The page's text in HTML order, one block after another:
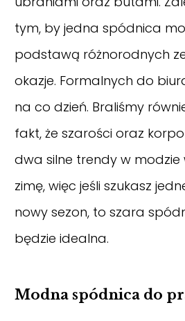
tym, by jedna spódnica
podstawą różnorodnych
okazje. Formalnych do
na co dzień. Braliśmy
fakt, że szarości oraz
dwa silne trendy w modzie
zimę, więc jeśli szukasz
nowy sezon, to szara
będzie idealna.
Modna spódnica do